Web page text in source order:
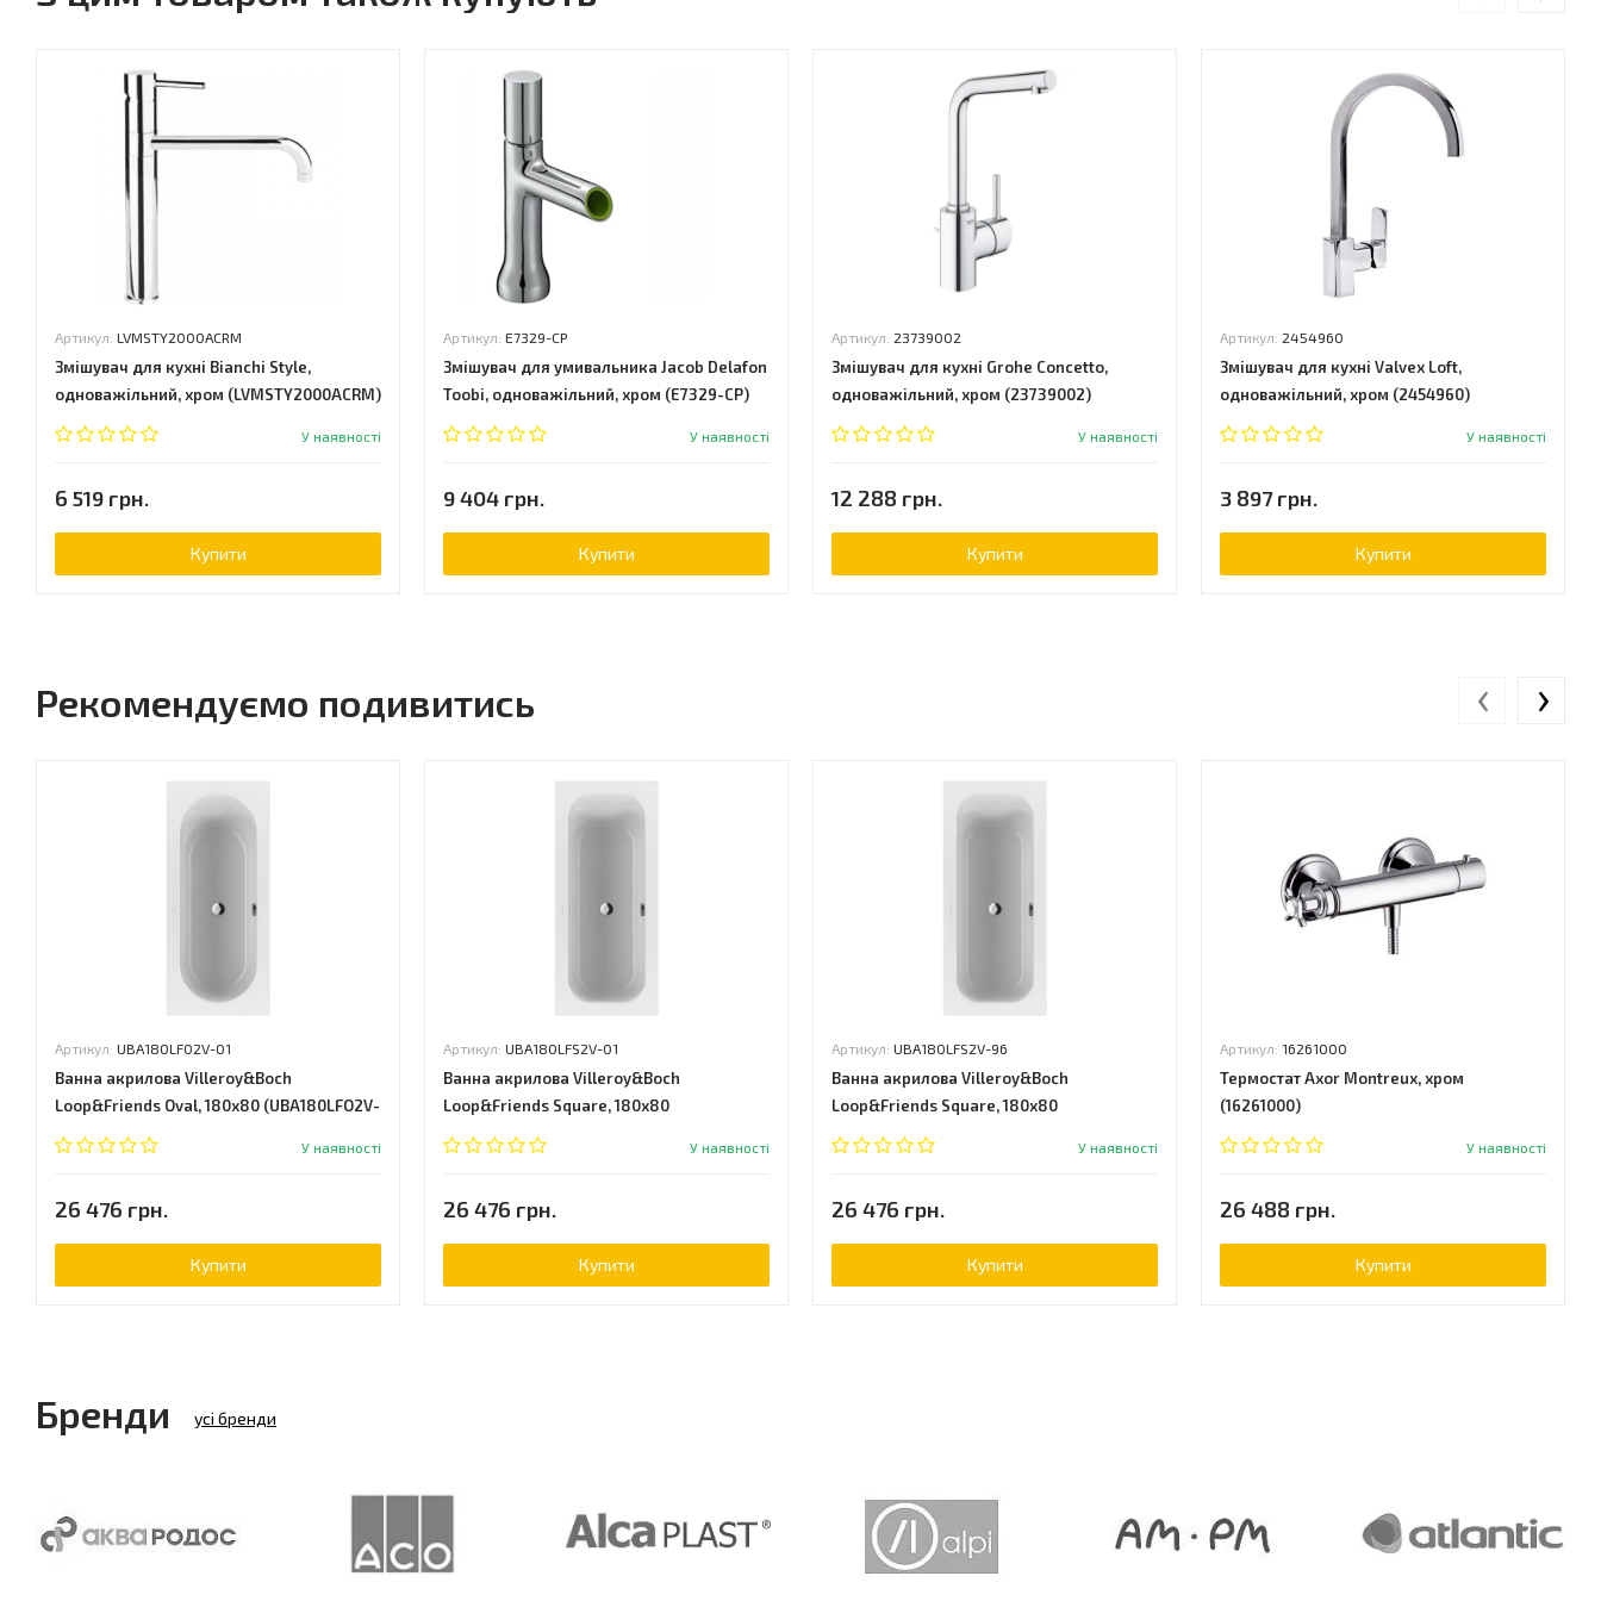
Артикул: LVMSTY2000ACRM
Змішувач для кухні Bianchi Style,
одноважільний, хром (LVMSTY2000ACRM)
У наявності
6 519 грн.
Купити
Артикул: E7329-CP
Змішувач для умивальника Jacob Delafon
Toobi, одноважільний, хром (E7329-CP)
У наявності
9 404 грн.
Купити
Артикул: 23739002
Змішувач для кухні Grohe Concetto,
одноважільний, хром (23739002)
У наявності
12 288 грн.
Купити
Артикул: 2454960
Змішувач для кухні Valvex Loft,
одноважільний, хром (2454960)
У наявності
3 897 грн.
Купити
Рекомендуємо подивитись
Артикул: UBA180LFO2V-01
Ванна акрилова Villeroy&Boch
Loop&Friends Oval, 180х80 (UBA180LFO2V-
01)
У наявності
26 476 грн.
Купити
Артикул: UBA180LFS2V-01
Ванна акрилова Villeroy&Boch
Loop&Friends Square, 180х80
(UBA180LFS2V-01)
У наявності
26 476 грн.
Купити
Артикул: UBA180LFS2V-96
Ванна акрилова Villeroy&Boch
Loop&Friends Square, 180х80
(UBA180LFS2V-96)
У наявності
26 476 грн.
Купити
Артикул: 16261000
Термостат Axor Montreux, хром
(16261000)
У наявності
26 488 грн.
Купити
‹ ›
Бренди усі бренди